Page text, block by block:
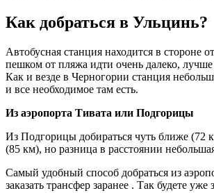
Как добраться в Ульцинь?
Автобусная станция находится в стороне
пешком от пляжа идти очень далеко, лучше
Как и везде в Черногории станция
и все необходимое там есть.
Из аэропорта Тивата или Подгорицы
Из Подгорицы добираться чуть ближе (72
(85 км), но разница в расстоянии
Самый удобный способ добраться из
заказать трансфер заранее . Так будете уже